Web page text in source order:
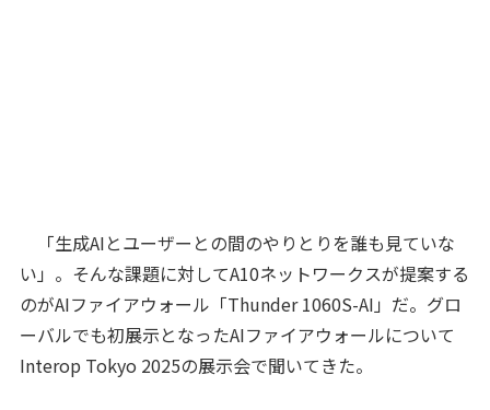
「生成AIとユーザーとの間のやりとりを誰も見ていな
い」。そんな課題に対してA10ネットワークスが提案する
のがAIファイアウォール「Thunder 1060S-AI」だ。グロ
ーバルでも初展示となったAIファイアウォールについて
Interop Tokyo 2025の展示会で聞いてきた。